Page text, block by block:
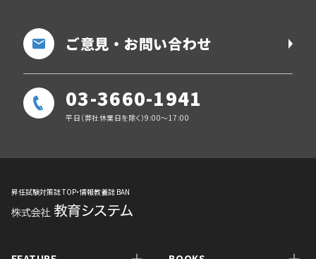
ご意見・お問い合わせ
03-3660-1941
平日（弊社休業日を除く）9:00～17:00
昇任試験対策誌 TOP・情報教養誌 BAN